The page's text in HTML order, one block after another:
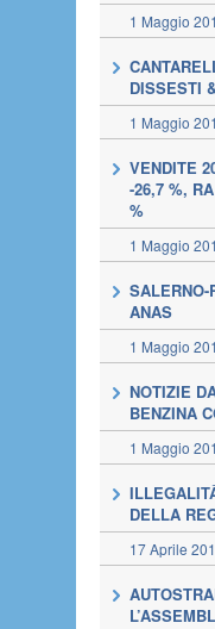
1 Maggio
DISSESTI
1 Maggio
VENDITE
-26,7 %,
%
1 Maggio
SALERNO-
ANAS
1 Maggio
NOTIZIE
BENZINA
1 Maggio
DELLA
17 Aprile